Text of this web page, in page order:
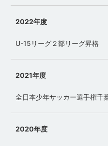
2022年度
U-15リーグ２部リーグ昇格
2021年度
全日本少年サッカー選手権千
2020年度